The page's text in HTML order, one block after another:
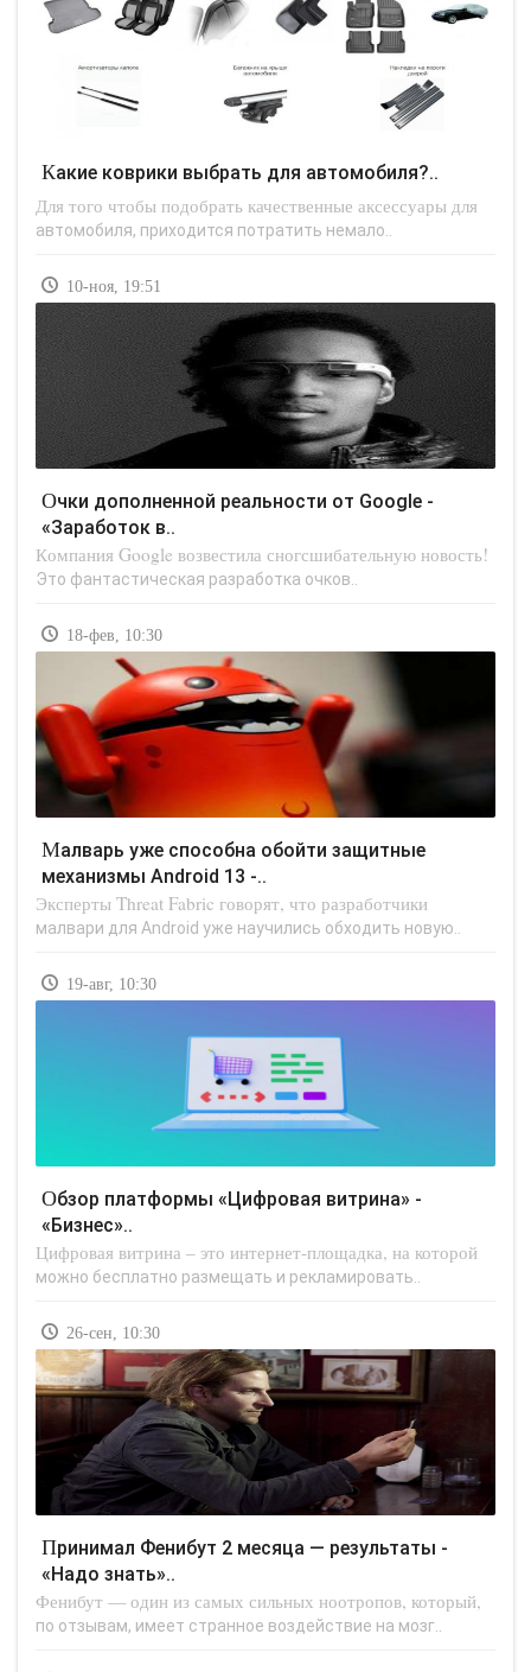
Какие коврики выбрать для автомобиля?..
Для того чтобы подобрать качественные аксессуары для
автомобиля, приходится потратить немало..
10-ноя, 19:51
Очки дополненной реальности от Google -
«Заработок в..
Компания Google возвестила сногсшибательную новость!
Это фантастическая разработка очков..
18-фев, 10:30
Малварь уже способна обойти защитные
механизмы Android 13 -..
Эксперты Threat Fabric говорят, что разработчики
малвари для Android уже научились обходить новую..
19-авг, 10:30
Обзор платформы «Цифровая витрина» -
«Бизнес»..
Цифровая витрина – это интернет-площадка, на которой
можно бесплатно размещать и рекламировать..
26-сен, 10:30
Принимал Фенибут 2 месяца — результаты -
«Надо знать»..
Фенибут — один из самых сильных ноотропов, который,
по отзывам, имеет странное воздействие на мозг..